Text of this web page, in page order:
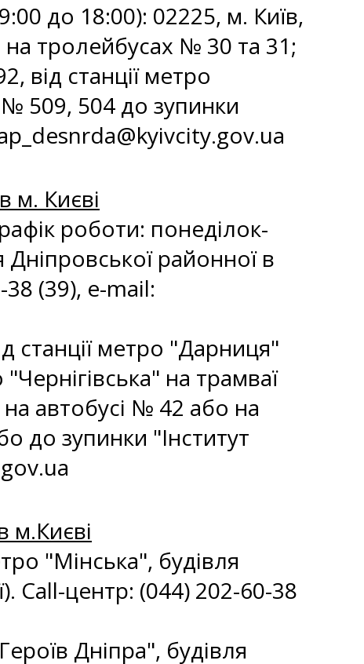
до 18:00): 02225, м. Київ,
тролейбусах № 30 та 31;
від станції метро
509, 504 до зупинки
м. Києві
роботи: понеділок-
районної в
38 (39), e-mail:
станції метро "Дарниця"
на трамваї
автобусі № 42 або на
до зупинки "Інститут
м.Києві
"Мінська", будівля
Call-центр: (044) 202-60-38
Дніпра", будівля